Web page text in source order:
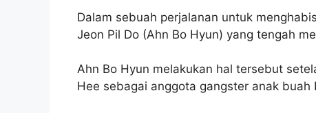
Dalam sebuah perjalanan untuk
Jeon Pil Do (Ahn Bo Hyun) yang tengah
Ahn Bo Hyun melakukan hal tersebut
Hee sebagai anggota gangster anak buah